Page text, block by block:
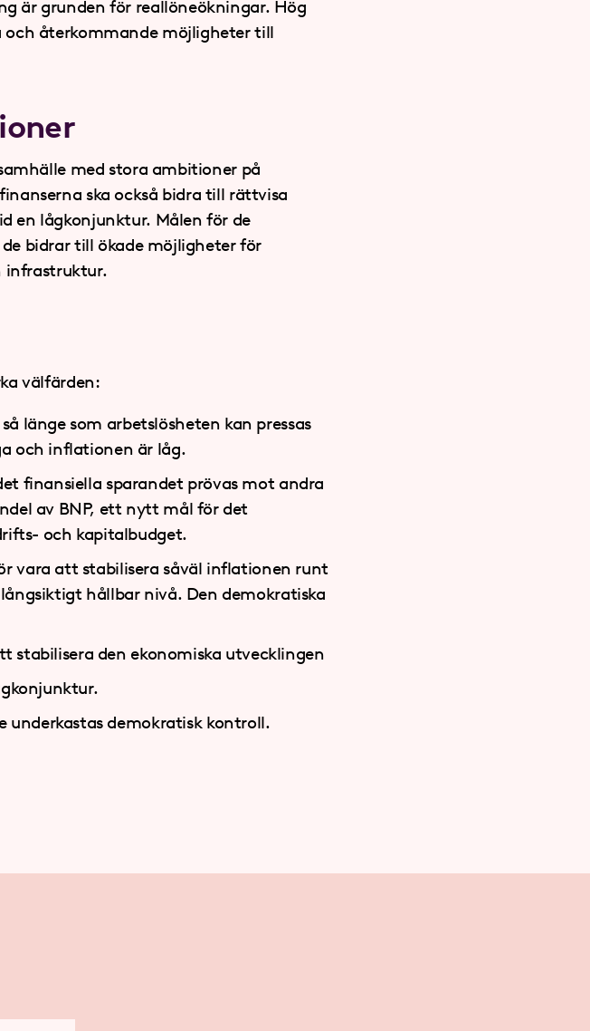
är grunden för reallöneökningar. Hög
återkommande möjligheter till
med stora ambitioner på
ska också bidra till rättvisa
en lågkonjunktur. Målen för de
bidrar till ökade möjligheter för
infrastruktur.
välfärden:
länge som arbetslösheten kan pressas
och inflationen är låg.
finansiella sparandet prövas mot andra
av BNP, ett nytt mål för det
och kapitalbudget.
vara att stabilisera såväl inflationen runt
hållbar nivå. Den demokratiska
stabilisera den ekonomiska utvecklingen
demokratisk kontroll.